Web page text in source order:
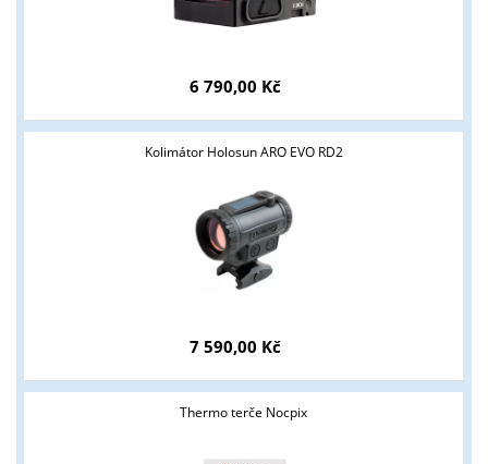
6 790,00 Kč
Kolimátor Holosun ARO EVO RD2
7 590,00 Kč
Thermo terče Nocpix
Tyto stránky jsou určeny pouze odborné veřejnosti od 18 let a
podmínky?
ANO NE